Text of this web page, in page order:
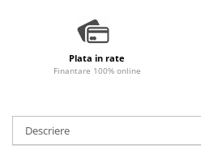
Plata in rate
Finantare 100% online
Descriere